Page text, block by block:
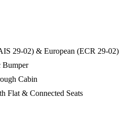
29-02) & European (ECR 29-02)
Bumper
Cabin
Flat & Connected Seats